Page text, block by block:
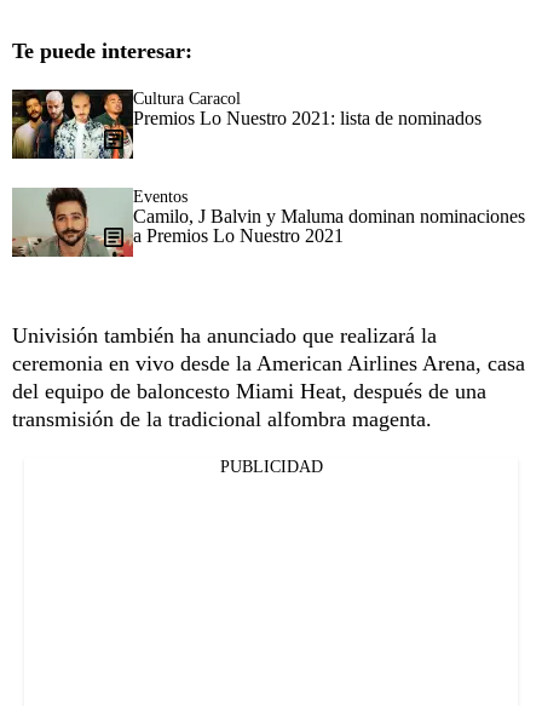
Te puede interesar:
Cultura Caracol
Premios Lo Nuestro 2021: lista de nominados
Eventos
Camilo, J Balvin y Maluma dominan nominaciones
a Premios Lo Nuestro 2021
Univisión también ha anunciado que realizará la
ceremonia en vivo desde la American Airlines Arena, casa
del equipo de baloncesto Miami Heat, después de una
transmisión de la tradicional alfombra magenta.
PUBLICIDAD